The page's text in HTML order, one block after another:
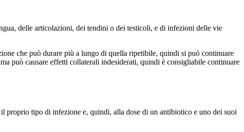
delle articolazioni, dei tendini o dei testicoli, e di infezioni delle vie
che può durare più a lungo di quella ripetibile, quindi si può continuare
può causare effetti collaterali indesiderati, quindi è consigliabile continuare
proprio tipo di infezione e, quindi, alla dose di un antibiotico e uno dei suoi